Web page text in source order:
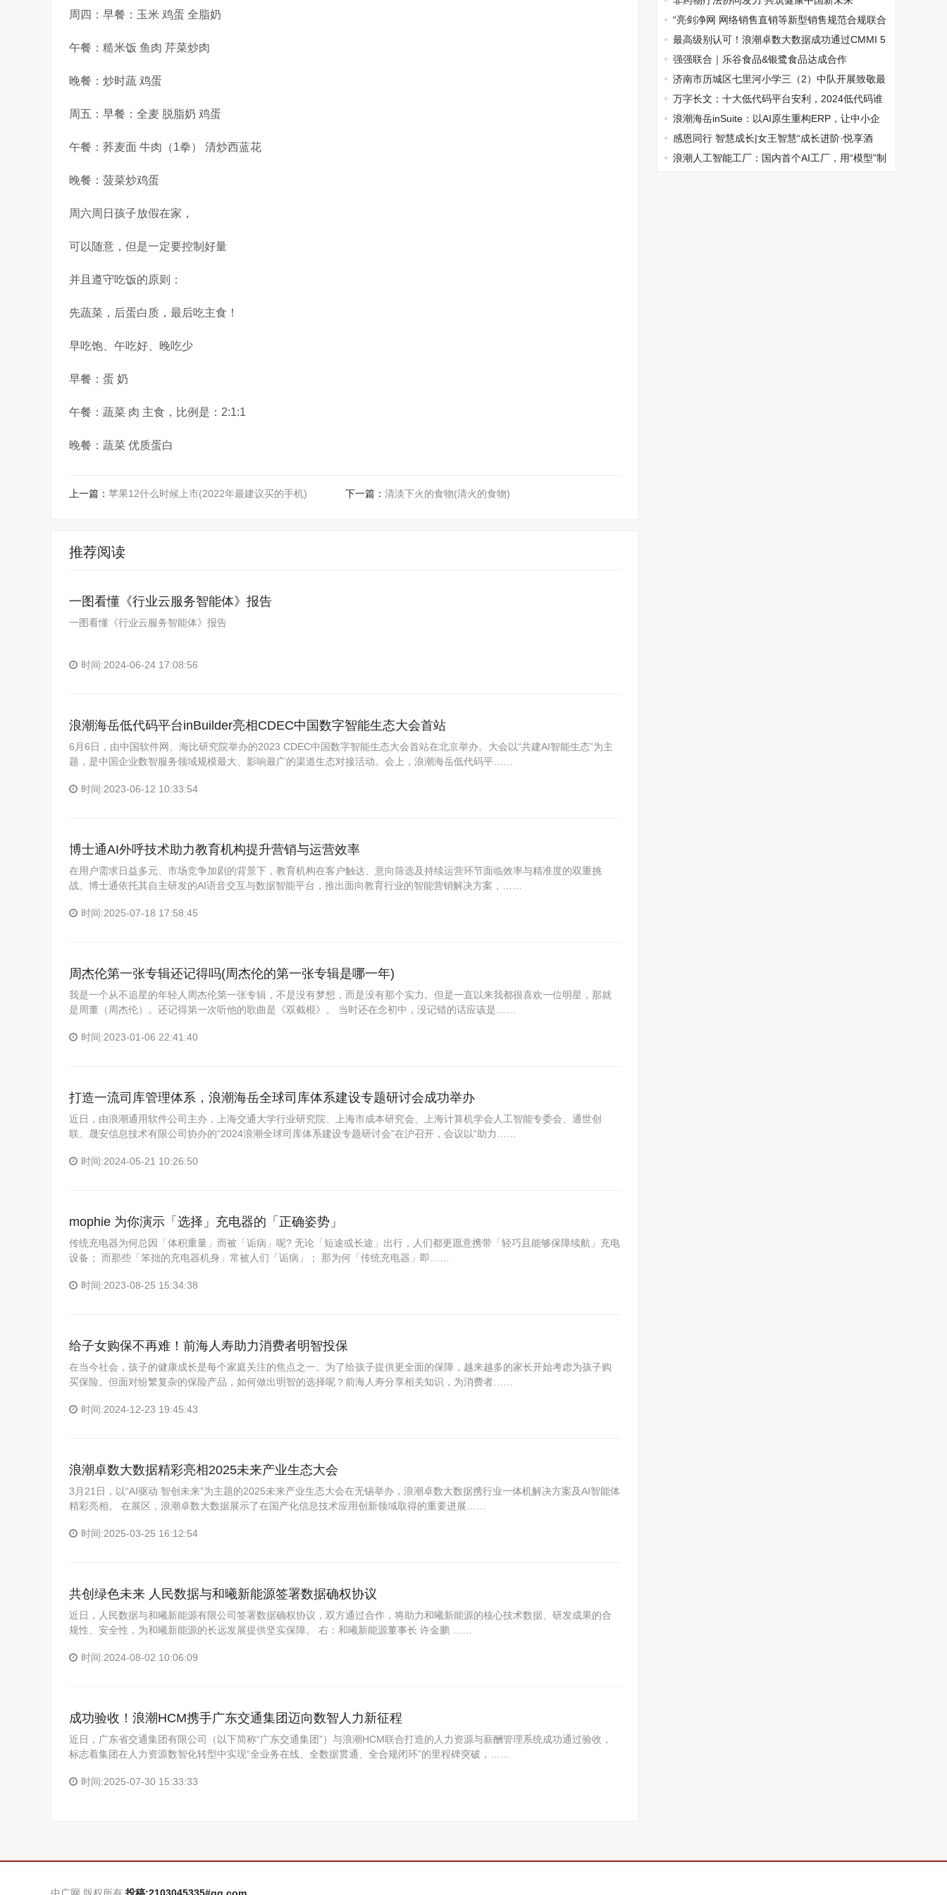
周四：早餐：玉米 鸡蛋 全脂奶
午餐：糙米饭 鱼肉 芹菜炒肉
晚餐：炒时蔬 鸡蛋
周五：早餐：全麦 脱脂奶 鸡蛋
午餐：荞麦面 牛肉（1拳） 清炒西蓝花
晚餐：菠菜炒鸡蛋
周六周日孩子放假在家，
可以随意，但是一定要控制好量
并且遵守吃饭的原则：
先蔬菜，后蛋白质，最后吃主食！
早吃饱、午吃好、晚吃少
早餐：蛋 奶
午餐：蔬菜 肉 主食，比例是：2:1:1
晚餐：蔬菜 优质蛋白
上一篇： 苹果12什么时候上市(2022年最建议买的手机) 下一篇： 清淡下火的食物(清火的食物)
推荐阅读
一图看懂《行业云服务智能体》报告
一图看懂《行业云服务智能体》报告
时间:2024-06-24 17:08:56
浪潮海岳低代码平台inBuilder亮相CDEC中国数字智能生态大会首站
6月6日，由中国软件网、海比研究院举办的2023 CDEC中国数字智能生态大会首站在北京举办。大会以“共建AI智能生态”为主
题，是中国企业数智服务领域规模最大、影响最广的渠道生态对接活动。会上，浪潮海岳低代码平……
时间:2023-06-12 10:33:54
博士通AI外呼技术助力教育机构提升营销与运营效率
在用户需求日益多元、市场竞争加剧的背景下，教育机构在客户触达、意向筛选及持续运营环节面临效率与精准度的双重挑
战。博士通依托其自主研发的AI语音交互与数据智能平台，推出面向教育行业的智能营销解决方案，……
时间:2025-07-18 17:58:45
周杰伦第一张专辑还记得吗(周杰伦的第一张专辑是哪一年)
我是一个从不追星的年轻人周杰伦第一张专辑，不是没有梦想，而是没有那个实力。但是一直以来我都很喜欢一位明星，那就
是周董（周杰伦）。还记得第一次听他的歌曲是《双截棍》。 当时还在念初中，没记错的话应该是……
时间:2023-01-06 22:41:40
打造一流司库管理体系，浪潮海岳全球司库体系建设专题研讨会成功举办
近日，由浪潮通用软件公司主办，上海交通大学行业研究院、上海市成本研究会、上海计算机学会人工智能专委会、通世创
联、晟安信息技术有限公司协办的“2024浪潮全球司库体系建设专题研讨会”在沪召开，会议以“助力……
时间:2024-05-21 10:26:50
mophie 为你演示「选择」充电器的「正确姿势」
传统充电器为何总因「体积重量」而被「诟病」呢? 无论「短途或长途」出行，人们都更愿意携带「轻巧且能够保障续航」充电
设备； 而那些「笨拙的充电器机身」常被人们「诟病」； 那为何「传统充电器」即……
时间:2023-08-25 15:34:38
给子女购保不再难！前海人寿助力消费者明智投保
在当今社会，孩子的健康成长是每个家庭关注的焦点之一。为了给孩子提供更全面的保障，越来越多的家长开始考虑为孩子购
买保险。但面对纷繁复杂的保险产品，如何做出明智的选择呢？前海人寿分享相关知识，为消费者……
时间:2024-12-23 19:45:43
浪潮卓数大数据精彩亮相2025未来产业生态大会
3月21日，以“AI驱动 智创未来”为主题的2025未来产业生态大会在无锡举办，浪潮卓数大数据携行业一体机解决方案及AI智能体
精彩亮相。 在展区，浪潮卓数大数据展示了在国产化信息技术应用创新领域取得的重要进展……
时间:2025-03-25 16:12:54
共创绿色未来 人民数据与和曦新能源签署数据确权协议
近日，人民数据与和曦新能源有限公司签署数据确权协议，双方通过合作，将助力和曦新能源的核心技术数据、研发成果的合
规性、安全性，为和曦新能源的长远发展提供坚实保障。 右：和曦新能源董事长 许金鹏 ……
时间:2024-08-02 10:06:09
成功验收！浪潮HCM携手广东交通集团迈向数智人力新征程
近日，广东省交通集团有限公司（以下简称“广东交通集团”）与浪潮HCM联合打造的人力资源与薪酬管理系统成功通过验收，
标志着集团在人力资源数智化转型中实现“全业务在线、全数据贯通、全合规闭环”的里程碑突破，……
时间:2025-07-30 15:33:33
“亮剑净网 网络销售直销等新型销售规范合规联合
体”在京召开
最高级别认可！浪潮卓数大数据成功通过CMMI 5
级认证
强强联合｜乐谷食品&银鹭食品达成合作
济南市历城区七里河小学三（2）中队开展致敬最
美泉城建设者主题活动
万字长文：十大低代码平台安利，2024低代码谁
主沉浮
浪潮海岳inSuite：以AI原生重构ERP，让中小企
业轻量化迈入智能时代
感恩同行 智慧成长|女王智慧“成长进阶·悦享酒
会”圆满落幕
浪潮人工智能工厂：国内首个AI工厂，用“模型”制